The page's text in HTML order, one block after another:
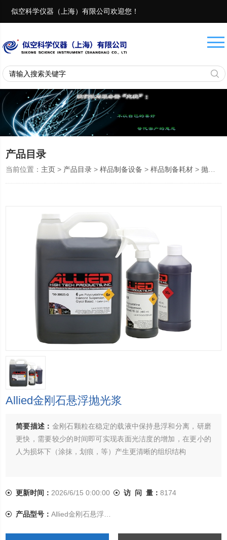
似空科学仪器（上海）有限公司欢迎您！
产品目录
当前位置： 主页 > 产品目录 >样品制备设备 >样品制备耗材 >抛光液
Allied金刚石悬浮抛光浆
简要描述： 金刚石颗粒在稳定的载液中保持悬浮和分离，研磨
更快，需要较少的时间即可实现表面光洁度的增加，在更小的
人为损坏下（涂抹，划痕，等）产生更清晰的组织结构
更新时间：2026/6/15 0:00:00 访 问 量： 8174
产品型号：Allied金刚石悬浮抛光浆